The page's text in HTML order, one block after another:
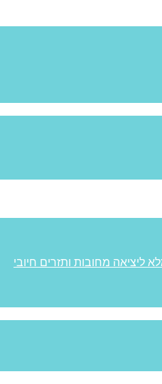
ליציאה מחובות ותזרים חיובי